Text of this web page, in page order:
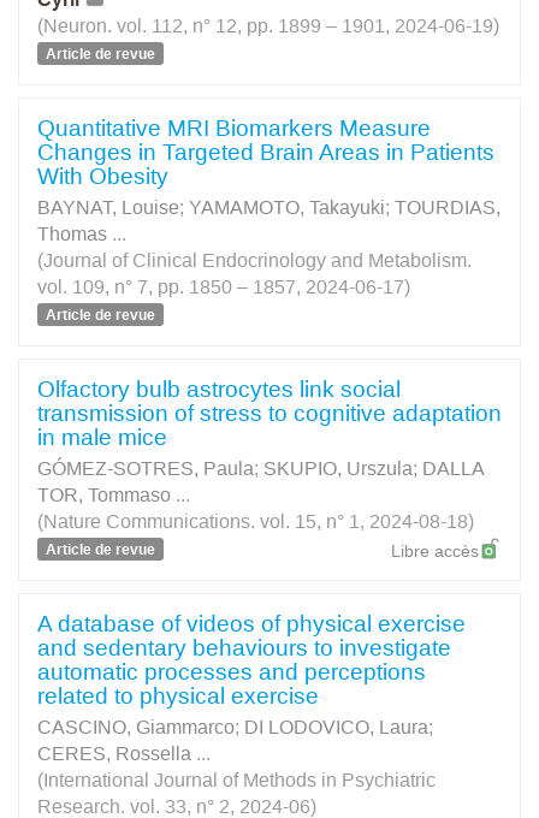
(Neuron. vol. 112, n° 12, pp. 1899 – 1901, 2024-06-19)
Article de revue
Quantitative MRI Biomarkers Measure
Changes in Targeted Brain Areas in Patients
With Obesity
BAYNAT, Louise; YAMAMOTO, Takayuki; TOURDIAS,
Thomas ...
(Journal of Clinical Endocrinology and Metabolism.
vol. 109, n° 7, pp. 1850 – 1857, 2024-06-17)
Article de revue
Olfactory bulb astrocytes link social
transmission of stress to cognitive adaptation
in male mice
GÓMEZ-SOTRES, Paula; SKUPIO, Urszula; DALLA
TOR, Tommaso ...
(Nature Communications. vol. 15, n° 1, 2024-08-18)
Article de revue Libre accès
A database of videos of physical exercise
and sedentary behaviours to investigate
automatic processes and perceptions
related to physical exercise
CASCINO, Giammarco; DI LODOVICO, Laura;
CERES, Rossella ...
(International Journal of Methods in Psychiatric
Research. vol. 33, n° 2, 2024-06)